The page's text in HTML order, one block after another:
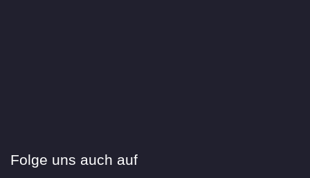
Folge uns auch auf